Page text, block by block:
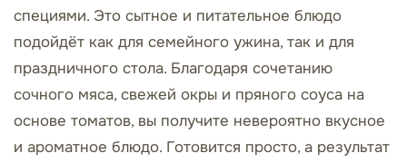
специями. Это сытное и питательное блюдо
подойдёт как для семейного ужина, так и для
праздничного стола. Благодаря сочетанию
сочного мяса, свежей окры и пряного соуса на
основе томатов, вы получите невероятно вкусное
и ароматное блюдо. Готовится просто, а результат